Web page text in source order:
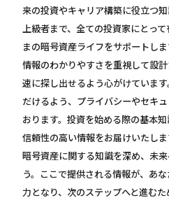
来の投資やキャリア構築に役立つ
上級者まで、全ての投資家にとっ
まの暗号資産ライフをサポートし
情報のわかりやすさを重視して設
速に探し出せるよう心がけていま
だけるよう、プライバシーやセキ
おります。投資を始める際の基本知
信頼性の高い情報をお届けいたし
暗号資産に関する知識を深め、未
う。ここで提供される情報が、あ
力となり、次のステップへと進む